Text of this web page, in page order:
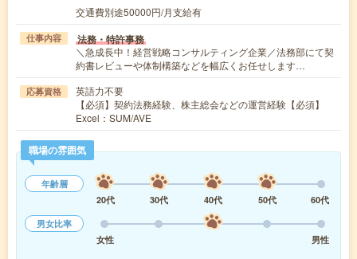
交通費別途50000円/月支給有
仕事内容 法務・特許事務
＼急成長中！経営戦略コンサルティング企業／法務部にて契
約書レビューや体制構築などを幅広くお任せします…
応募資格
英語力不要
【必須】契約法務経験、株主総会などの運営経験【必須】
Excel：SUM/AVE
職場の雰囲気
年齢層
20代
30代 40代 50代
60代
男女比率
女性
男性